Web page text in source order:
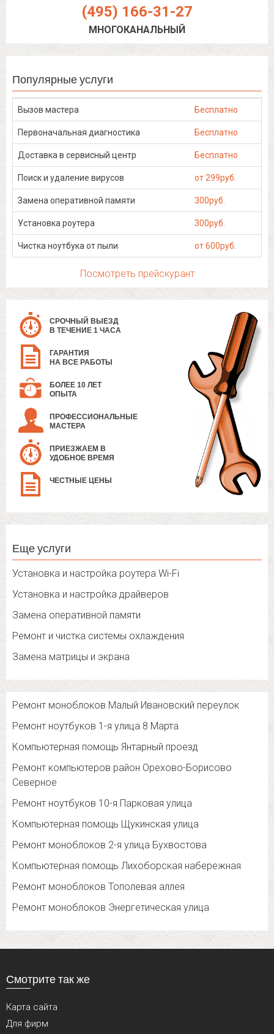
(495) 166-31-27
МНОГОКАНАЛЬНЫЙ
Популярные услуги
Вызов мастера Бесплатно
Первоначальная диагностика Бесплатно
Доставка в сервисный центр Бесплатно
Поиск и удаление вирусов от 299руб.
Замена оперативной памяти 300руб.
Установка роутера 300руб.
Чистка ноутбука от пыли от 600руб.
Посмотреть прейскурант
СРОЧНЫЙ ВЫЕЗД
В ТЕЧЕНИЕ 1 ЧАСА
ГАРАНТИЯ
НА ВСЕ РАБОТЫ
БОЛЕЕ 10 ЛЕТ
ОПЫТА
ПРОФЕССИОНАЛЬНЫЕ
МАСТЕРА
ПРИЕЗЖАЕМ В
УДОБНОЕ ВРЕМЯ
ЧЕСТНЫЕ ЦЕНЫ
Еще услуги
Установка и настройка роутера Wi-Fi
Установка и настройка драйверов
Замена оперативной памяти
Ремонт и чистка системы охлаждения
Замена матрицы и экрана
Ремонт моноблоков Малый Ивановский переулок
Ремонт ноутбуков 1-я улица 8 Марта
Компьютерная помощь Янтарный проезд
Ремонт компьютеров район Орехово-Борисово
Северное
Ремонт ноутбуков 10-я Парковая улица
Компьютерная помощь Щукинская улица
Ремонт моноблоков 2-я улица Бухвостова
Компьютерная помощь Лихоборская набережная
Ремонт моноблоков Тополевая аллея
Ремонт моноблоков Энергетическая улица
Смотрите так же
Карта сайта
Для фирм